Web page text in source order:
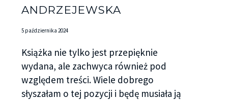
ANDRZEJEWSKA
5 października 2024
Książka nie tylko jest przepięknie
wydana, ale zachwyca również pod
względem treści. Wiele dobrego
słyszałam o tej pozycji i będę musiała ją